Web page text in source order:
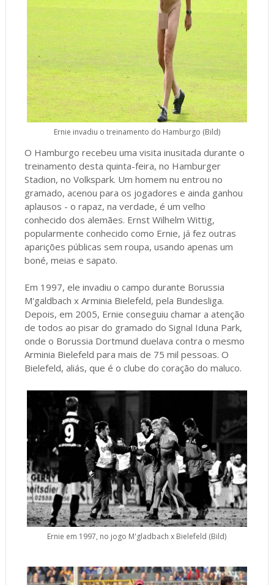
Ernie invadiu o treinamento do Hamburgo (Bild)
O Hamburgo recebeu uma visita inusitada durante o
treinamento desta quinta-feira, no Hamburger
Stadion, no Volkspark. Um homem nu entrou no
gramado, acenou para os jogadores e ainda ganhou
aplausos - o rapaz, na verdade, é um velho
conhecido dos alemães. Ernst Wilhelm Wittig,
popularmente conhecido como Ernie, já fez outras
aparições públicas sem roupa, usando apenas um
boné, meias e sapato.
Em 1997, ele invadiu o campo durante Borussia
M'galdbach x Arminia Bielefeld, pela Bundesliga.
Depois, em 2005, Ernie conseguiu chamar a atenção
de todos ao pisar do gramado do Signal Iduna Park,
onde o Borussia Dortmund duelava contra o mesmo
Arminia Bielefeld para mais de 75 mil pessoas. O
Bielefeld, aliás, que é o clube do coração do maluco.
Ernie em 1997, no jogo M'gladbach x Bielefeld (Bild)